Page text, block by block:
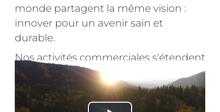
monde partagent la même vision :
innover pour un avenir sain et
durable.
Nos activités commerciales s'étendent
de la boulangerie au gout alimentaire,
à la nutrition et à la santé, ainsi qu'aux
biotechnologies.